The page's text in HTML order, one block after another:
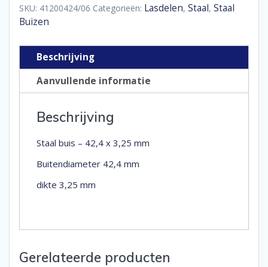
x
3,25
aantal
SKU: 41200424/06 Categorieën: Lasdelen, Staal, Staal
Buizen
Beschrijving
Aanvullende informatie
Beschrijving
Staal buis – 42,4 x 3,25 mm
Buitendiameter 42,4 mm
dikte 3,25 mm
Gerelateerde producten